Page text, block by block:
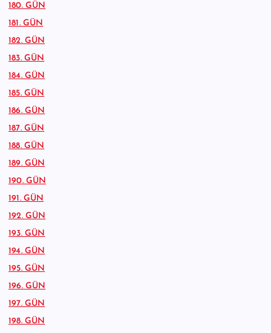
180. GÜN
181. GÜN
182. GÜN
183. GÜN
184. GÜN
185. GÜN
186. GÜN
187. GÜN
188. GÜN
189. GÜN
190. GÜN
191. GÜN
192. GÜN
193. GÜN
194. GÜN
195. GÜN
196. GÜN
197. GÜN
198. GÜN